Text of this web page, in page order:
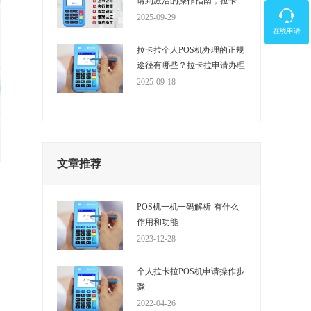
申请办理
2025-09-29
拉卡拉个人POS机办理的正规
途径有哪些？拉卡拉申请办理
2025-09-18
文章推荐
POS机一机一码解析-有什么
作用和功能
2023-12-28
个人拉卡拉POS机申请操作步
骤
2022-04-26
在线申请